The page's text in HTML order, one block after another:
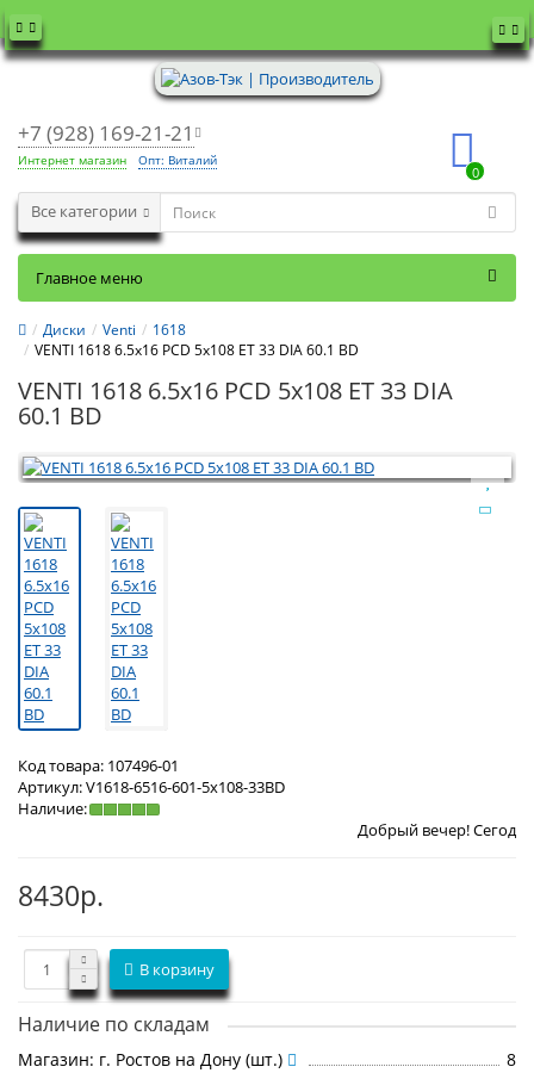
+7 (928) 169-21-21
Интернет магазин Опт: Виталий
0
Все категории
Главное меню
Диски Venti
1618
VENTI 1618 6.5x16 PCD 5x108 ET 33 DIA 60.1 BD
VENTI 1618 6.5x16 PCD 5x108 ET 33 DIA
60.1 BD
Код товара: 107496-01
Артикул:V1618-6516-601-5x108-33BD
Наличие:
Добрый вечер! СегодняЧетверг 6
8430р.
В корзину
Наличие по складам
Магазин: г. Ростов на Дону (шт.)
8